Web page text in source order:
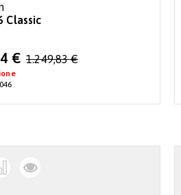
Classic
€ 1.249,83 €